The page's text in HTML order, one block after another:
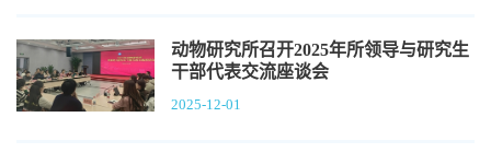
动物研究所召开2025年所领导与研究生
干部代表交流座谈会
2025-12-01